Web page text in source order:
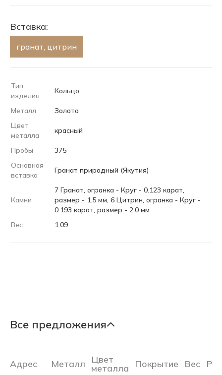
Вставка:
гранат, цитрин
Тип
изделия
Кольцо
Металл
Золото
Цвет
металла
красный
Пробы
375
Основная
вставка
Гранат природный (Якутия)
Камни
7 Гранат, огранка - Круг - 0.123 карат,
размер - 1.5 мм, 6 Цитрин, огранка - Круг -
0.193 карат, размер - 2.0 мм
Вес
1.09
Все предложения
Адрес Металл Цвет
металла Покрытие Вес